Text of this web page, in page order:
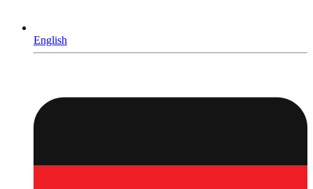
English